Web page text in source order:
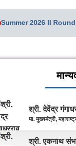
Summer 2026 II
श्री. देवेंद्र
मा. मुख्यमंत्री,
श्री. एकनाथ